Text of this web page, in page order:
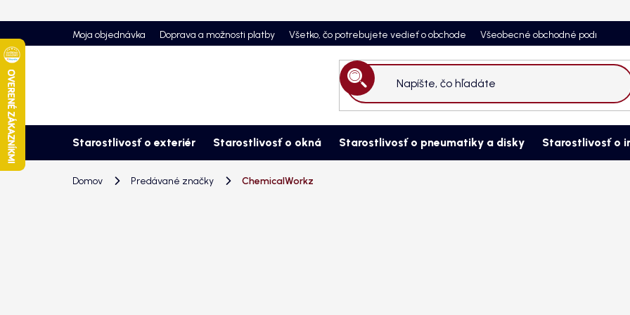
na
obsah
Moja objednávka Doprava a možnosti platby Všetko, čo potrebujete vedieť o obchode Všeobecné obchodné podmienky
Hľadať
Starostlivosť o exteriér Starostlivosť o okná Starostlivosť o pneumatiky a disky Starostlivosť o
Domov Predávané značky ChemicalWorkz